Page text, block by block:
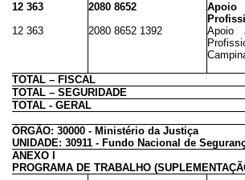
12 363
2080 8652
Apoio
12 363
2080 8652 1392
Apoio
TOTAL – FISCAL
TOTAL – SEGURIDADE
TOTAL - GERAL
ÓRGÃO: 30000 - Ministério da Justiça
UNIDADE: 30911 - Fundo Nacional de
ANEXO I
PROGRAMA DE TRABALHO